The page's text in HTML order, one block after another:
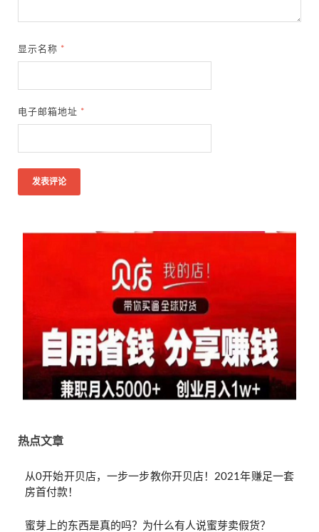
显示名称 *
电子邮箱地址 *
热点文章
从0开始开贝店，一步一步教你开贝店！2021年赚足一套
房首付款！
蜜芽上的东西是真的吗？为什么有人说蜜芽卖假货？